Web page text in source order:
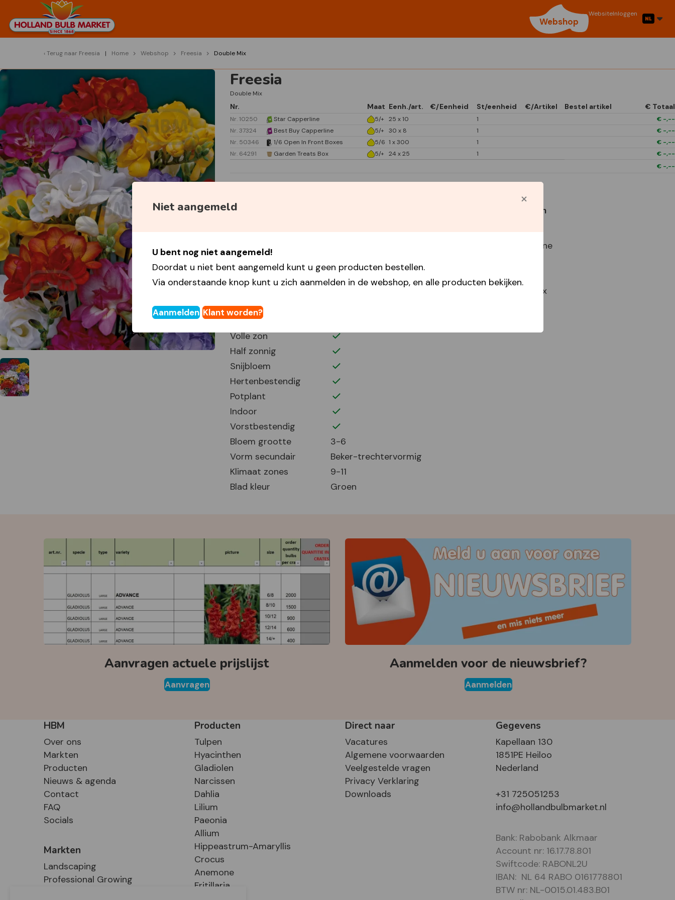
Webshop
WebsiteInloggen
Niet aangemeld
U bent nog niet aangemeld!
Doordat u niet bent aangemeld kunt u geen producten bestellen.
Via onderstaande knop kunt u zich aanmelden in de webshop, en alle producten bekijken.
Aanmelden Klant worden?
Terug naar Freesia Home Webshop Freesia Double Mix
Freesia
Double Mix
Nr. Maat Eenh./art. €/Eenheid St/eenheid €/Artikel Bestel artikel € Totaal
Nr. 10250 Star Capperline 5/+ 25 x 10 1 € -,--
Nr. 37324
Best Buy Capperline 5/+ 30 x 8 1 € -,--
Nr. 50346
1/6 Open In Front Boxes 5/6 1 x 300 1 € -,--
Nr. 64291
Garden Treats Box 5/+ 24 x 25 1 € -,--
€ -,--
Specificaties
Primaire kleur
Gemengd
Geurend
Plantdiepte
Plantafstand
5
Plant periode
Bloei periode
Bloemhoogte
Volle zon
Half zonnig
Snijbloem
Hertenbestendig
Potplant
Indoor
Vorstbestendig
Bloem grootte
3-6
Vorm secundair
Beker-trechtervormig
Klimaat zones
9-11
Blad kleur
Groen
Gebruikte symbolen
Star Capperline
Best Buy Capperline
Boxes
Garden Treats Box
Aanvragen actuele prijslijst
Aanvragen
Aanmelden voor de nieuwsbrief?
Aanmelden
HBM
Over ons
Markten
Producten
Nieuws & agenda
Contact
FAQ
Socials
Markten
Landscaping
Professional Growing
Producten
Tulpen
Hyacinthen
Gladiolen
Narcissen
Dahlia
Lilium
Paeonia
Allium
Hippeastrum-Amaryllis
Crocus
Anemone
Fritillaria
Direct naar
Vacatures
Algemene voorwaarden
Veelgestelde vragen
Privacy Verklaring
Downloads
Gegevens
Kapellaan 130
1851PE Heiloo
Nederland
+31 725051253
info@hollandbulbmarket.nl
Bank: Rabobank Alkmaar
Account nr: 16.17.78.801
Swiftcode: RABONL2U
IBAN: NL 64 RABO 0161778801
BTW nr: NL-0015.01.483.B01